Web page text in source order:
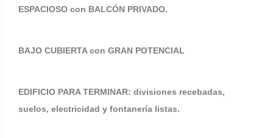
ESPACIOSO con BALCÓN PRIVADO.
BAJO CUBIERTA con GRAN POTENCIAL
EDIFICIO PARA TERMINAR: divisiones recebadas,
suelos, electricidad y fontanería listas.